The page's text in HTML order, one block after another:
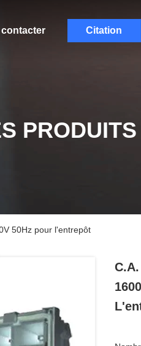
contacter Citation
PRODUITS
50Hz pour l'entrepôt